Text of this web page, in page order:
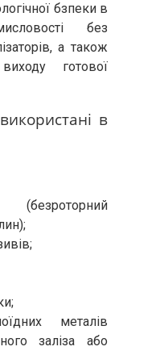
бзпеки в
без
а також
готової
в
металів
заліза або